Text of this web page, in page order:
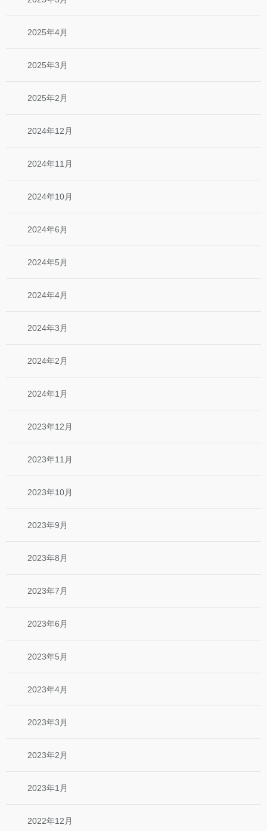
2025年4月
2025年3月
2025年2月
2024年12月
2024年11月
2024年10月
2024年6月
2024年5月
2024年4月
2024年3月
2024年2月
2024年1月
2023年12月
2023年11月
2023年10月
2023年9月
2023年8月
2023年7月
2023年6月
2023年5月
2023年4月
2023年3月
2023年2月
2023年1月
2022年12月